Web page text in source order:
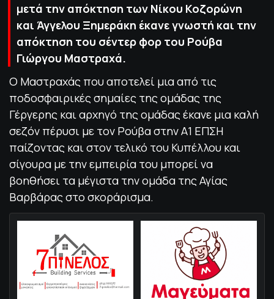
μετά την απόκτηση των Νίκου Κοζορώνη
και Άγγελου Ξημεράκη έκανε γνωστή και την
απόκτηση του σέντερ φορ του Ρούβα
Γιώργου Μαστραχά.
Ο Μαστραχάς που αποτελεί μια από τις
ποδοσφαιρικές σημαίες της ομάδας της
Γέργερης και αρχηγό της ομάδας έκανε μια καλή
σεζόν πέρυσι με τον Ρούβα στην Α1 ΕΠΣΗ
παίζοντας και στον τελικό του Κυπέλλου και
σίγουρα με την εμπειρία του μπορεί να
βοηθήσει τα μέγιστα την ομάδα της Αγίας
Βαρβάρας στο σκοράρισμα.